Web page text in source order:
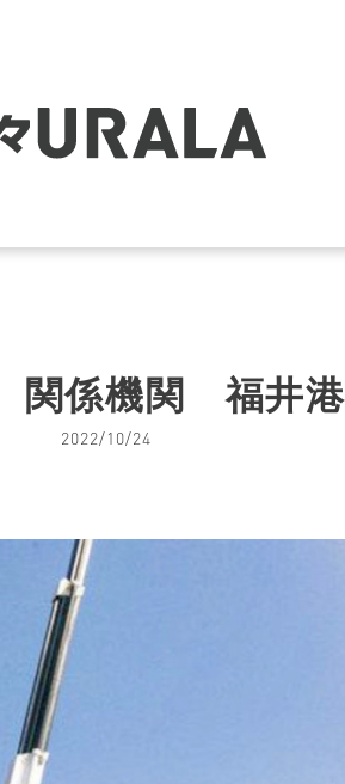
係機関 福井港
2022/10/24